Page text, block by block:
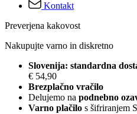
Kontakt
Preverjena kakovost
Nakupujte varno in diskretno
Slovenija: standardna
€ 54,90
Brezplačno vračilo
Delujemo na podnebno
Varno plačilo s šifriranjem